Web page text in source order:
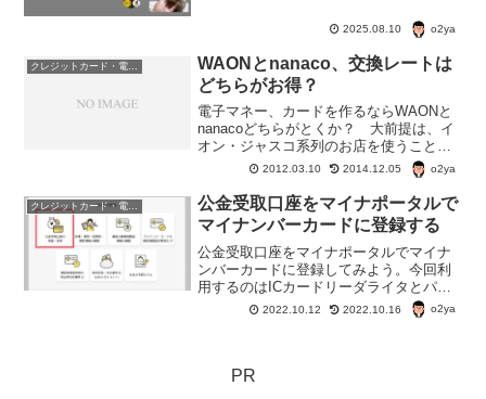
にないし。dポイントどうやったら町のお
2025.08.10 o2ya
クレジットカード・電子マネー・pay・ポイント
WAONとnanaco、交換レートは
どちらがお得？
電子マネー、カードを作るならWAONと
nanacoどちらがとくか？ 大前提は、イ
オン・ジャスコ系列のお店を使うことが
多いか、セブン系列のお店を使うことが
多いか？だけど。 管理人の場合、どち
らも使うことがある。 店舗数が多いの
は、やっぱりセブ...
2012.03.10 2014.12.05 o2ya
クレジットカード・電子マネー・pay・ポイント
公金受取口座をマイナポータルで
マイナンバーカードに登録する
公金受取口座をマイナポータルでマイナ
ンバーカードに登録してみよう。今回利
用するのはICカードリーダライタとパソ
コン。登録自体は、5分もあればできる。
ただし、マイナンバーカードに登録した
2022.10.12 2022.10.16 o2ya
PR